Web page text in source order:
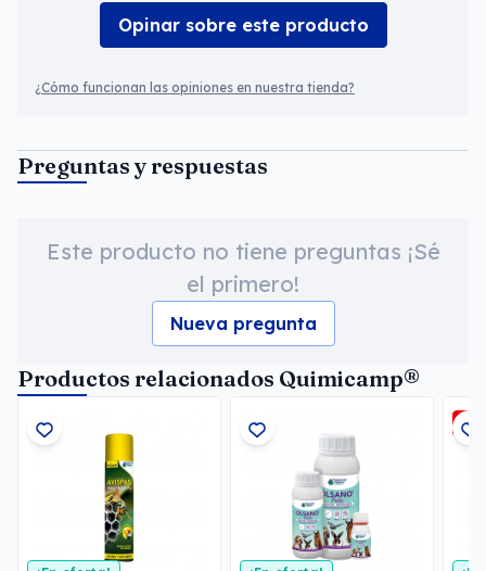
Opinar sobre este producto
¿Cómo funcionan las opiniones en nuestra tienda?
Preguntas y respuestas
Este producto no tiene preguntas ¡Sé
el primero!
Nueva pregunta
Productos relacionados Quimicamp®
-